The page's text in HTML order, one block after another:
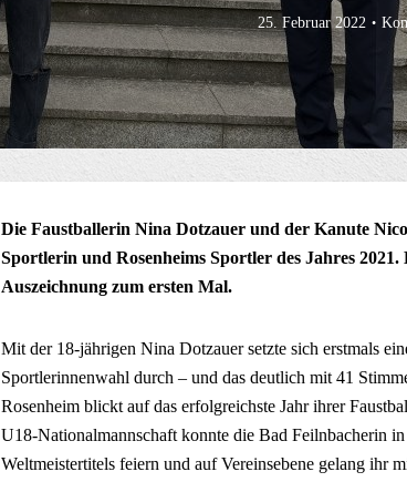
25. Februar 2022
Die Faustballerin Nina Dotzauer und der Kanute
Sportlerin und Rosenheims Sportler des Jahres 2021.
Auszeichnung zum ersten Mal.
Mit der 18-jährigen Nina Dotzauer setzte sich erstmals
Sportlerinnenwahl durch – und das deutlich mit 41
Rosenheim blickt auf das erfolgreichste Jahr ihrer
U18-Nationalmannschaft konnte die Bad Feilnbacherin
Weltmeistertitels feiern und auf Vereinsebene gelang ihr